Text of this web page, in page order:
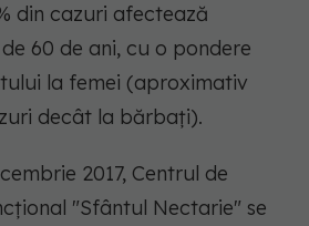
din cazuri afectează
60 de ani, cu o pondere
la femei (aproximativ
decât la bărbați).
2017, Centrul de
"Sfântul Nectarie" se